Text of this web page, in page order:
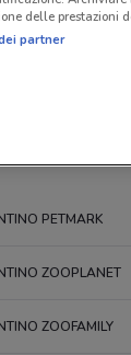
PETMARK
ZOOPLANET
ZOOFAMILY
delle prestazioni
partner